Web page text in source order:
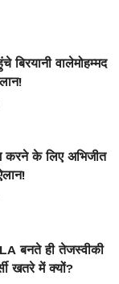
बिरयानी वालेमोहम्मद
करने के लिए अभिजीत
बनते ही तेजस्वीकी
खतरे में क्यों?